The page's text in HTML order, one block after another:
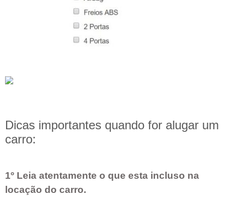
Dicas importantes quando for alugar um
carro:
1º Leia atentamente o que esta incluso na
locação do carro.